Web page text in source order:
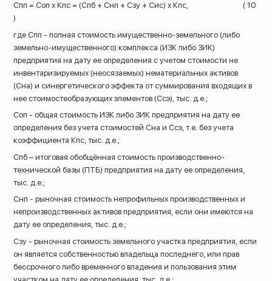
Спп = Соп х Кпс = (Спб + Снп + Сзу + Сис) х Кпс, ( 10
)
где Спп - полная стоимость имущественно-земельного (либо
земельно-имущественного) комплекса (ИЗК либо ЗИК)
предприятия на дату ее определения с учетом стоимости не
инвентаризируемых (неосязаемых) нематериальных активов
(Сна) и синергетического эффекта от суммирования входящих в
нее стоимостеобразующих элементов (Ссэ), тыс. д.е.;
Соп - общая стоимость ИЗК либо ЗИК предприятия на дату ее
определения без учета стоимостей Сна и Ссэ, т.е. без учета
коэффициента Кпс, тыс. д.е.;
Спб – итоговая обобщённая стоимость производственно-
технической базы (ПТБ) предприятия на дату ее определения,
тыс. д.е.;
Снп - рыночная стоимость непрофильных производственных и
непроизводственных активов предприятия, если они имеются на
дату ее определения, тыс. д.е.;
Сзу - рыночная стоимость земельного участка предприятия, если
он является собственностью владельца последнего, или прав
бессрочного либо временного владения и пользования этим
участком на дату ее определения, тыс. д.е.;